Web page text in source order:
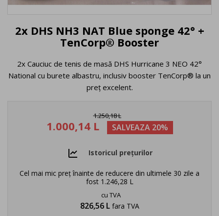
2x DHS NH3 NAT Blue sponge 42° +
TenCorp® Booster
2x Cauciuc de tenis de masă DHS Hurricane 3 NEO 42°
National cu burete albastru, inclusiv booster TenCorp® la un
preț excelent.
1.250,18 L
1.000,14 L SALVEAZA 20%
Istoricul prețurilor
Cel mai mic preț înainte de reducere din ultimele 30 zile a
fost 1.246,28 L
cu TVA
826,56 L fara TVA